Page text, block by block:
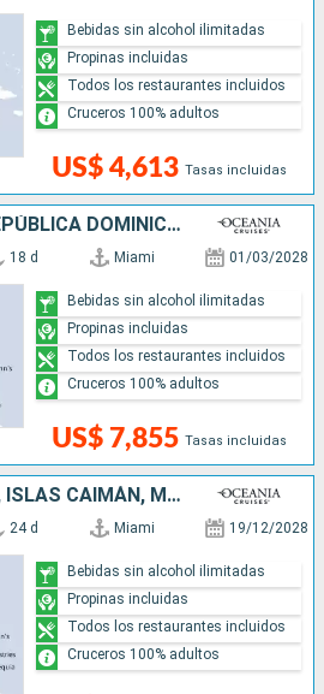
US$ 4,613 Tasas incluidas
Bebidas sin alcohol ilimitadas
Propinas incluidas
Todos los restaurantes incluidos
Cruceros 100% adultos
ESTADOS UNIDOS, REPÚBLICA DOMINICANA, PUERTO RICO, ANTIGUA Y BARBUDA, SAN VINCENT Y LAS GRANADINAS, MÉXICO, HONDURAS, BELICE
18 d Miami 01/03/2028
US$ 7,855 Tasas incluidas
Bebidas sin alcohol ilimitadas
Propinas incluidas
Todos los restaurantes incluidos
Cruceros 100% adultos
ANTIGUA Y BARBUDA, ISLAS CAIMÁN, MÉXICO, ESTADOS UNIDOS, SANTA LUCIA, BELICE, HONDURAS, ARUBA, SAN VINCENT Y LAS GRANADINAS, REPÚBLICA DOMINICANA
24 d Miami 19/12/2028
Bebidas sin alcohol ilimitadas
Propinas incluidas
Todos los restaurantes incluidos
Cruceros 100% adultos